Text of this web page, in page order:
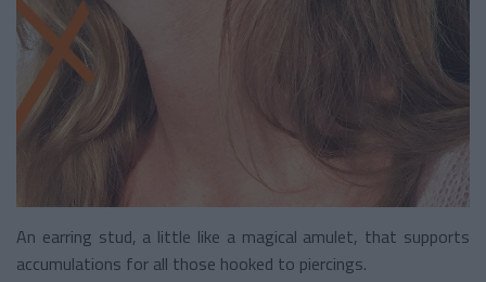
An earring stud, a little like a magical amulet, that supports
accumulations for all those hooked to piercings.